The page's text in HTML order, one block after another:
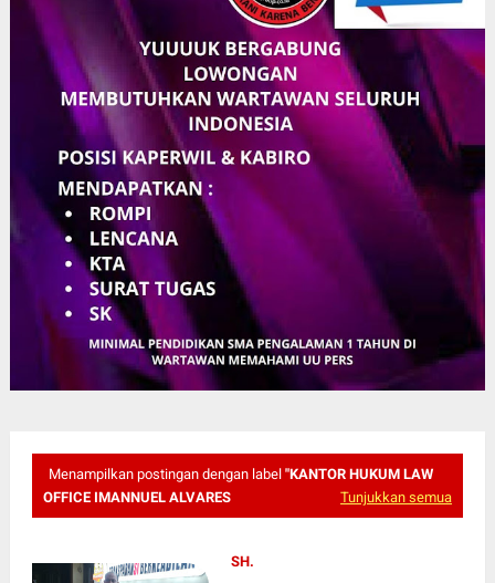
Menampilkan postingan dengan label "KANTOR HUKUM LAW
OFFICE IMANNUEL ALVARES
Tunjukkan semua
SH.